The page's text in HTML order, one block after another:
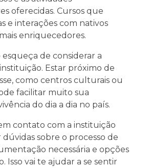
oferecidas. Cursos que
e interações com nativos
enriquecedores.
esqueça de considerar a
Estar próximo de
como centros culturais ou
facilitar muito sua
do dia a dia no país.
contato com a instituição
dúvidas sobre o processo de
necessária e opções
Isso vai te ajudar a se sentir